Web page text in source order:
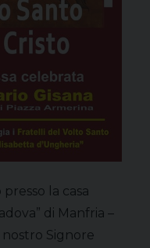
la casa
di Manfria –
Signore